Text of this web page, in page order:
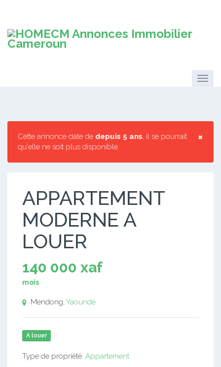
×
Cette annonce date de depuis 5 ans, il se pourrait
qu'elle ne soit plus disponible.
APPARTEMENT
MODERNE A
LOUER
140 000 xaf
mois
Mendong, Yaoundé
A louer
Type de propriété: Appartement